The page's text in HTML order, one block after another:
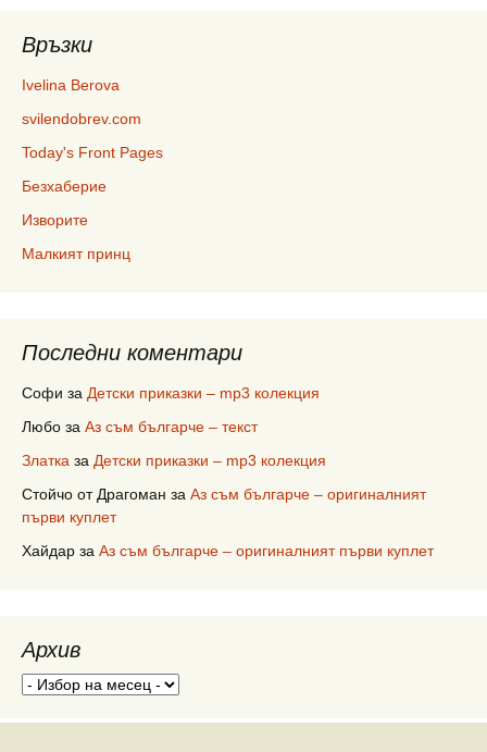
Връзки
Ivelina Berova
svilendobrev.com
Today's Front Pages
Безхаберие
Изворите
Малкият принц
Последни коментари
Софи за Детски приказки – mp3 колекция
Любо за Аз съм българче – текст
Златка за Детски приказки – mp3 колекция
Стойчо от Драгоман за Аз съм българче – оригиналният
първи куплет
Хайдар за Аз съм българче – оригиналният първи куплет
Архив
Архив